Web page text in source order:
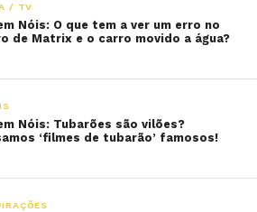
/ TV
Nóis: O que tem a ver um erro no
de Matrix e o carro movido a água?
Nóis: Tubarões são vilões?
‘filmes de tubarão’ famosos!